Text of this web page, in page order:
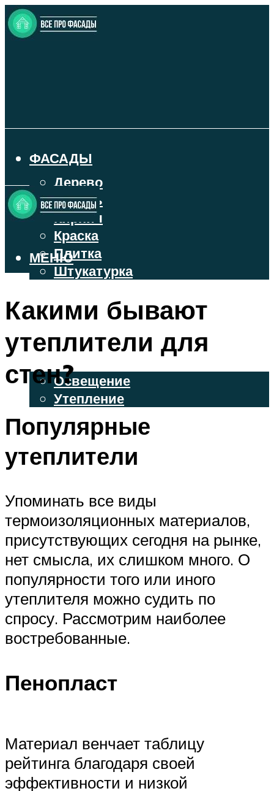
ФАСАДЫ
Дерево
Камень
Кирпич
Краска
Плитка
Штукатурка
ОСВЕЩЕНИЕ И УТЕПЛЕНИЕ
Освещение
Утепление
ДЕКОР
МЕНЮ
МЕНЮ
Какими бывают
утеплители для
стен?
Популярные
утеплители
Упоминать все виды
термоизоляционных материалов,
присутствующих сегодня на рынке,
нет смысла, их слишком много. О
популярности того или иного
утеплителя можно судить по
спросу. Рассмотрим наиболее
востребованные.
Пенопласт
Материал венчает таблицу
рейтинга благодаря своей
эффективности и низкой